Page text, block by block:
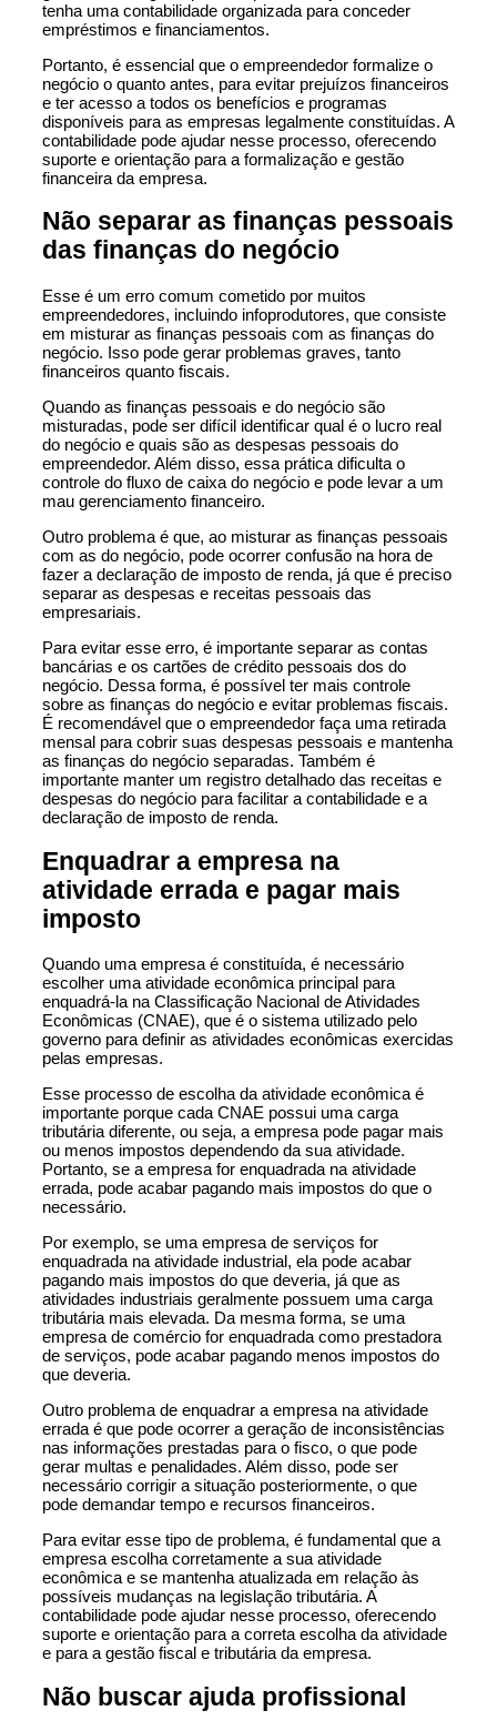
tenha uma contabilidade organizada para conceder
empréstimos e financiamentos.
Portanto, é essencial que o empreendedor formalize o
negócio o quanto antes, para evitar prejuízos financeiros
e ter acesso a todos os benefícios e programas
disponíveis para as empresas legalmente constituídas. A
contabilidade pode ajudar nesse processo, oferecendo
suporte e orientação para a formalização e gestão
financeira da empresa.
Não separar as finanças pessoais
das finanças do negócio
Esse é um erro comum cometido por muitos
empreendedores, incluindo infoprodutores, que consiste
em misturar as finanças pessoais com as finanças do
negócio. Isso pode gerar problemas graves, tanto
financeiros quanto fiscais.
Quando as finanças pessoais e do negócio são
misturadas, pode ser difícil identificar qual é o lucro real
do negócio e quais são as despesas pessoais do
empreendedor. Além disso, essa prática dificulta o
controle do fluxo de caixa do negócio e pode levar a um
mau gerenciamento financeiro.
Outro problema é que, ao misturar as finanças pessoais
com as do negócio, pode ocorrer confusão na hora de
fazer a declaração de imposto de renda, já que é preciso
separar as despesas e receitas pessoais das
empresariais.
Para evitar esse erro, é importante separar as contas
bancárias e os cartões de crédito pessoais dos do
negócio. Dessa forma, é possível ter mais controle
sobre as finanças do negócio e evitar problemas fiscais.
É recomendável que o empreendedor faça uma retirada
mensal para cobrir suas despesas pessoais e mantenha
as finanças do negócio separadas. Também é
importante manter um registro detalhado das receitas e
despesas do negócio para facilitar a contabilidade e a
declaração de imposto de renda.
Enquadrar a empresa na
atividade errada e pagar mais
imposto
Quando uma empresa é constituída, é necessário
escolher uma atividade econômica principal para
enquadrá-la naClassificação Nacional de Atividades
Econômicas (CNAE), que é o sistema utilizado pelo
governo para definir as atividades econômicas exercidas
pelas empresas.
Esse processo de escolha da atividade econômica é
importante porque cada CNAE possui uma carga
tributária diferente, ou seja, a empresa pode pagar mais
ou menos impostos dependendo da sua atividade.
Portanto, se a empresa for enquadrada na atividade
errada, pode acabar pagando mais impostos do que o
necessário.
Por exemplo, se uma empresa de serviços for
enquadrada na atividade industrial, ela pode acabar
pagando mais impostos do que deveria, já que as
atividades industriais geralmente possuem uma carga
tributária mais elevada. Da mesma forma, se uma
empresa de comércio for enquadrada como prestadora
de serviços, pode acabar pagando menos impostos do
que deveria.
Outro problema de enquadrar a empresa na atividade
errada é que pode ocorrer a geração de inconsistências
nas informações prestadas para o fisco, o que pode
gerar multas e penalidades. Além disso, pode ser
necessário corrigir a situação posteriormente, o que
pode demandar tempo e recursos financeiros.
Para evitar esse tipo de problema, é fundamental que a
empresa escolha corretamente a sua atividade
econômica e se mantenha atualizada em relação às
possíveis mudanças na legislação tributária. A
contabilidade pode ajudar nesse processo, oferecendo
suporte e orientação para a correta escolha da atividade
e para a gestão fiscal e tributária da empresa.
Não buscar ajuda profissional